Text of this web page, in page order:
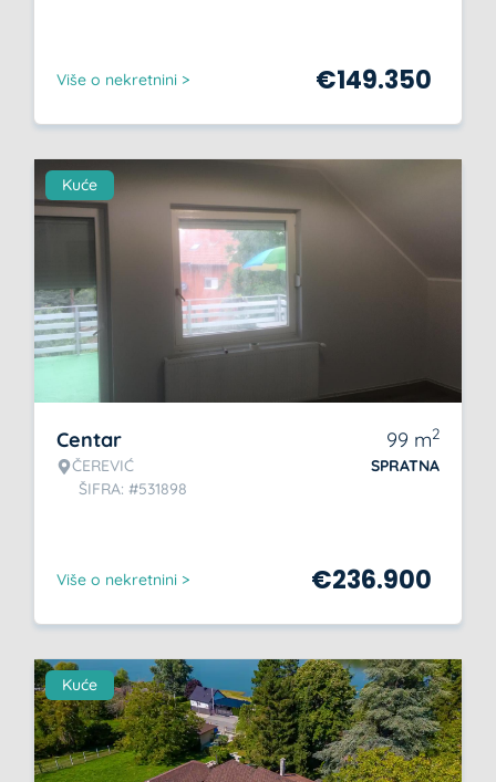
Više o nekretnini > €149.350
Kuće
Centar
ČEREVIĆ
ŠIFRA: #531898
99 m2
SPRATNA
Više o nekretnini > €236.900
Kuće